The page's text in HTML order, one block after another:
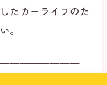
たカーライフのた
。